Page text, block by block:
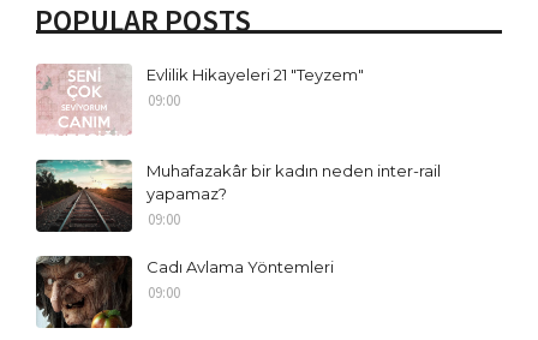
POPULAR POSTS
Evlilik Hikayeleri 21 "Teyzem"
09:00
Muhafazakâr bir kadın neden inter-rail
yapamaz?
09:00
Cadı Avlama Yöntemleri
09:00